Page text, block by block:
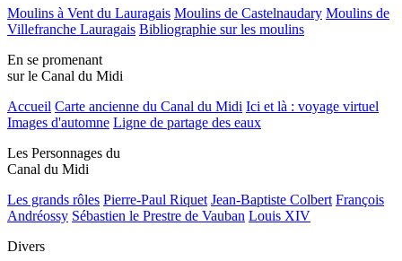
Moulins à Vent du Lauragais Moulins de Castelnaudary Moulins de
Villefranche Lauragais Bibliographie sur les moulins
En se promenant
sur le Canal du Midi
Accueil Carte ancienne du Canal du Midi Ici et là : voyage virtuel
Images d'automne Ligne de partage des eaux
Les Personnages du
Canal du Midi
Les grands rôles Pierre-Paul Riquet Jean-Baptiste Colbert François
Andréossy Sébastien le Prestre de Vauban Louis XIV
Divers